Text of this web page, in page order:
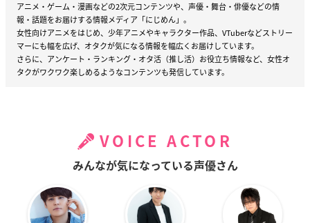
アニメ・ゲーム・漫画などの2次元コンテンツや、声優・舞台・俳優などの情
報・話題をお届けする情報メディア「にじめん」。
女性向けアニメをはじめ、少年アニメやキャラクター作品、VTuberなどストリー
マーにも幅を広げ、オタクが気になる情報を幅広くお届けしています。
さらに、アンケート・ランキング・オタ活（推し活）お役立ち情報など、女性オ
タクがワクワク楽しめるようなコンテンツも発信しています。
VOICE ACTOR
みんなが気になっている声優さん